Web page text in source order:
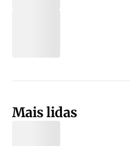
Mais lidas